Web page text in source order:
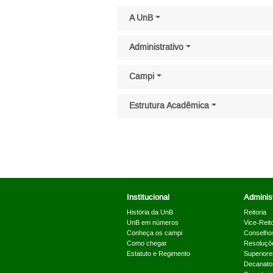
A UnB
Administrativo
Campi
Estrutura Acadêmica
Institucional
História da UnB
UnB em números
Conheça os campi
Como chegar
Estatuto e Regimento
Reitoria
Vice-